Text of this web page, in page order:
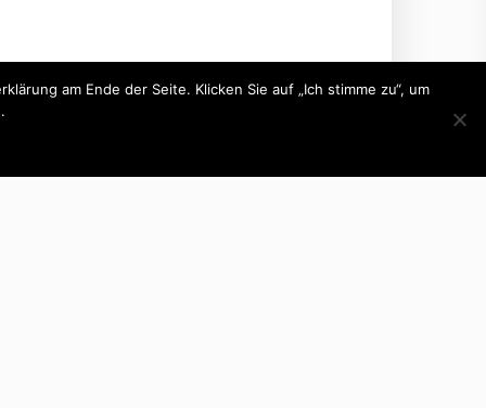
am Ende der Seite. Klicken Sie auf „Ich stimme zu“, um